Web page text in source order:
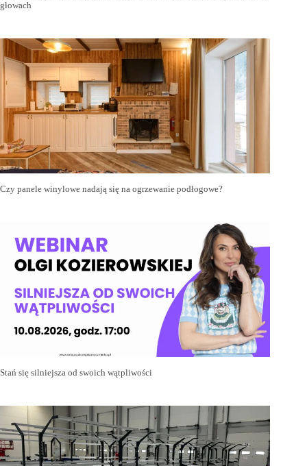
głowach
Czy panele winylowe nadają się na ogrzewanie podłogowe?
Stań się silniejsza od swoich wątpliwości